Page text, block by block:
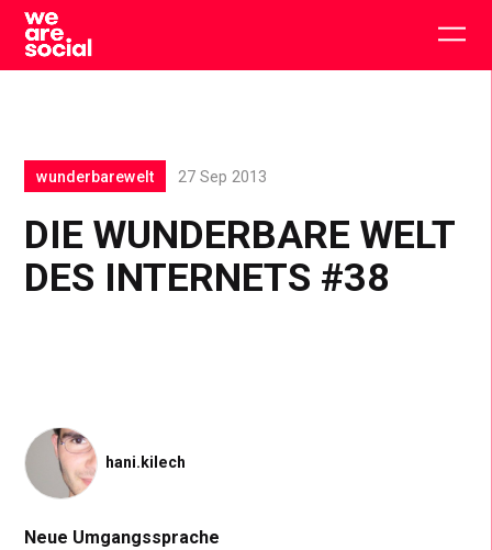
Skip
content
DIE WUNDERBARE WELT
DES INTERNETS #38
wunderbarewelt 27 Sep 2013
hani.kilech
Neue Umgangssprache